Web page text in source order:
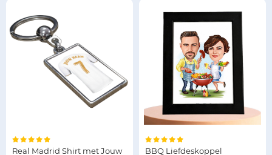
Real Madrid Shirt met Jouw
BBQ Liefdeskoppel